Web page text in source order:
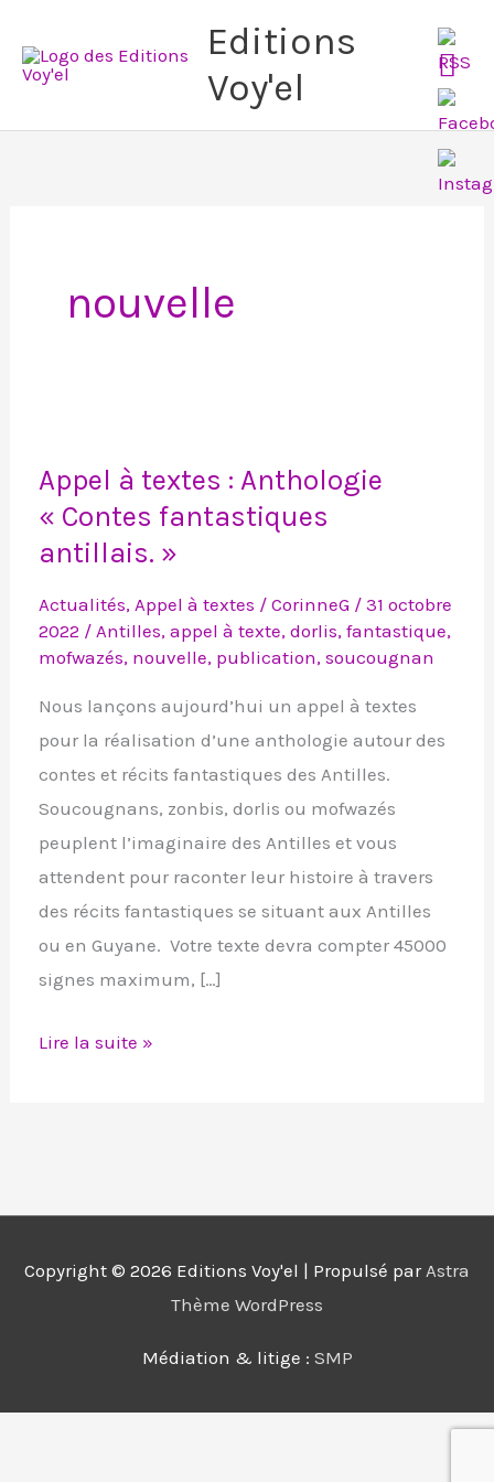
contenu
Editions
Voy'el
nouvelle
Appel à textes : Anthologie
« Contes fantastiques
antillais. »
Actualités, Appel à textes / CorinneG / 31 octobre
2022 / Antilles, appel à texte, dorlis, fantastique,
mofwazés, nouvelle, publication, soucougnan
Nous lançons aujourd’hui un appel à textes
pour la réalisation d’une anthologie autour des
contes et récits fantastiques des Antilles.
Soucougnans, zonbis, dorlis ou mofwazés
peuplent l’imaginaire des Antilles et vous
attendent pour raconter leur histoire à travers
des récits fantastiques se situant aux Antilles
ou en Guyane. Votre texte devra compter 45000
signes maximum, […]
à
textes
:
« Contes
fantastiques
Lire la suite »
Copyright © 2026 Editions Voy'el | Propulsé par Astra
Thème WordPress
Médiation & litige : SMP